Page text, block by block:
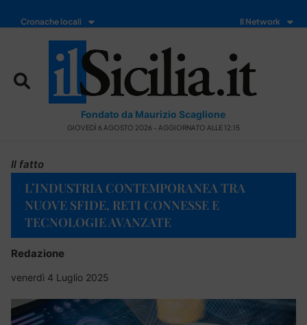
Cronache locali Il Network
Fondato da Maurizio Scaglione
GIOVEDÌ 6 AGOSTO 2026 - AGGIORNATO ALLE 12:15
Il fatto
L’INDUSTRIA CONTEMPORANEA TRA
NUOVE SFIDE, RETI CONNESSE E
TECNOLOGIE AVANZATE
Redazione
venerdì 4 Luglio 2025